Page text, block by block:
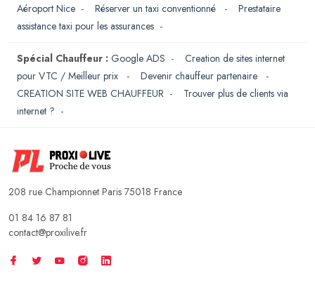
Aéroport Nice - Réserver un taxi conventionné - Prestataire
assistance taxi pour les assurances -
Spécial Chauffeur : Google ADS - Creation de sites internet
pour VTC / Meilleur prix
- Devenir chauffeur partenaire
-
CREATION SITE WEB CHAUFFEUR - Trouver plus de clients via
internet ? -
208 rue Championnet Paris 75018 France
01 84 16 87 81
contact@proxilive.fr